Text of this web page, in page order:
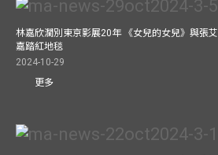
林嘉欣濶別東京影展20年 《女兒的女兒》與張艾
嘉踏紅地毯
2024-10-29
更多